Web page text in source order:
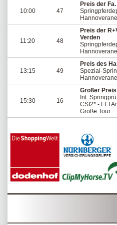
10:00 47
Preis der
11:20 48
Preis der
Verden
13:15 49
Preis des
Spezial-
15:30 16
Großer
Int.
CSI2* - FEI
Große Tour